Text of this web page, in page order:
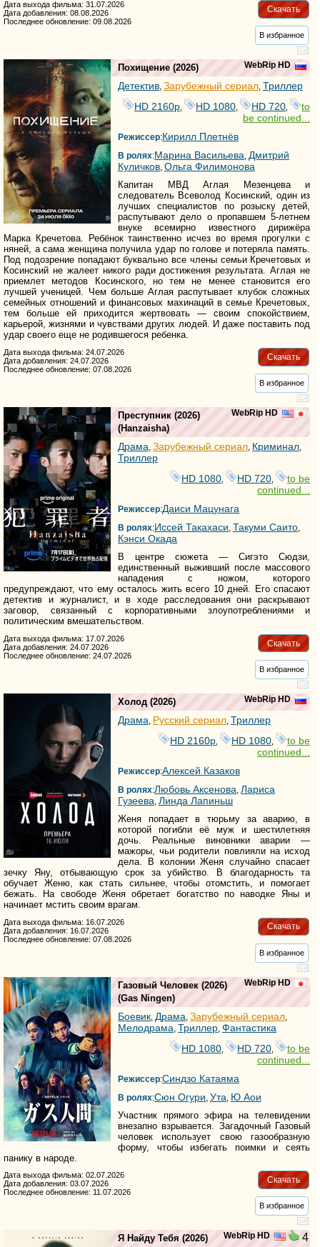
Скачать
Дата выхода фильма: 31.07.2026
Дата добавления: 08.08.2026
Последнее обновление: 09.08.2026
В избранное
WebRip HD
Похищение (2026)
Детектив, Зарубежный сериал, Триллер
HD 2160р
HD 1080 HD 720
to
be continued...
Режиссер:Кирилл Плетнёв
В ролях:Марина Васильева, Дмитрий
Куличков, Ольга Филимонова
Капитан МВД Аглая Мезенцева и
следователь Всеволод Косинский, один из
лучших специалистов по розыску детей,
распутывают дело о пропавшем 5-летнем
внуке всемирно известного дирижёра
Марка Кречетова. Ребёнок таинственно исчез во время прогулки с
няней, а сама женщина получила удар по голове и потеряла память.
Под подозрение попадают буквально все члены семьи Кречетовых и
Косинский не жалеет никого ради достижения результата. Аглая не
приемлет методов Косинского, но тем не менее становится его
лучшей ученицей. Чем больше Аглая распутывает клубок сложных
семейных отношений и финансовых махинаций в семье Кречетовых,
тем больше ей приходится жертвовать — своим спокойствием,
карьерой, жизнями и чувствами других людей. И даже поставить под
удар своего еще не родившегося ребенка.
Скачать
Дата выхода фильма: 24.07.2026
Дата добавления: 24.07.2026
Последнее обновление: 07.08.2026
В избранное
WebRip HD
Преступник (2026)
(Hanzaisha)
Драма, Зарубежный сериал, Криминал,
Триллер
HD 1080
HD 720
to be
continued...
Режиссер:Даиси Мацунага
В ролях:Иссей Такахаси, Такуми Саито,
Кэнси Окада
В центре сюжета — Сигэто Сюдзи,
единственный выживший после массового
нападения с ножом, которого
предупреждают, что ему осталось жить всего 10 дней. Его спасают
детектив и журналист, и в ходе расследования они раскрывают
заговор, связанный с корпоративными злоупотреблениями и
политическим вмешательством.
Скачать
Дата выхода фильма: 17.07.2026
Дата добавления: 24.07.2026
Последнее обновление: 24.07.2026
В избранное
WebRip HD
Холод (2026)
Драма, Русский сериал, Триллер
HD 2160р
HD 1080
to be
continued...
Режиссер:Алексей Казаков
В ролях:Любовь Аксенова, Лариса
Гузеева, Линда Лапиньш
Женя попадает в тюрьму за аварию, в
которой погибли её муж и шестилетняя
дочь. Реальные виновники аварии —
мажоры, чьи родители повлияли на исход
дела. В колонии Женя случайно спасает
зечку Яну, отбывающую срок за убийство. В благодарность та
обучает Женю, как стать сильнее, чтобы отомстить, и помогает
бежать. На свободе Женя обретает богатство по наводке Яны и
начинает мстить своим врагам.
Скачать
Дата выхода фильма: 16.07.2026
Дата добавления: 16.07.2026
Последнее обновление: 07.08.2026
В избранное
WebRip HD
Газовый Человек (2026)
(Gas Ningen)
Боевик Драма Зарубежный сериал
Мелодрама Триллер Фантастика
HD 1080
HD 720
to be
continued...
Режиссер:Синдзо Катаяма
В ролях:Сюн Огури Ута Ю Аои
Участник прямого эфира на телевидении
внезапно взрывается. Загадочный Газовый
человек использует свою газообразную
форму, чтобы избегать поимки и сеять
панику в народе.
Скачать
Дата выхода фильма: 02.07.2026
Дата добавления: 03.07.2026
Последнее обновление: 11.07.2026
В избранное
WebRip HD 4
Я Найду Тебя (2026)